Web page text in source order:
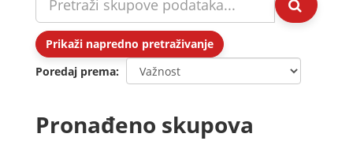
Prikaži napredno pretraživanje
Poredaj prema
Pronađeno skupova